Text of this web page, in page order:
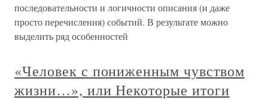
последовательности и логичности описания (и даже
просто перечисления) событий. В результате можно
выделить ряд особенностей
«Человек с пониженным чувством
жизни…», или Некоторые итоги